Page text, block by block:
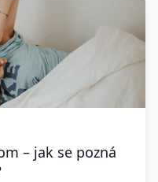
– jak se pozná